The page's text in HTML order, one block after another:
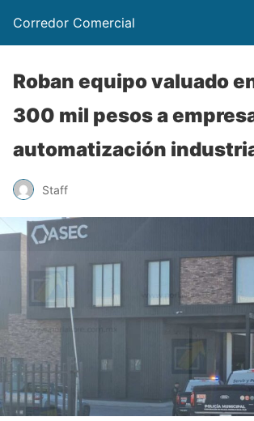
Corredor Comercial
Roban equipo valuado
300 mil pesos a
automatización
Staff